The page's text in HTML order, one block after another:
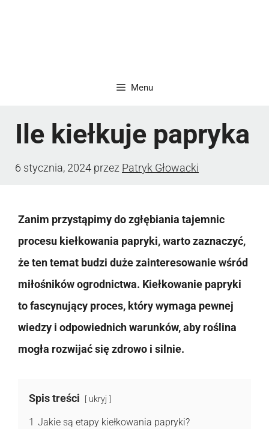
Menu
Ile kiełkuje papryka
6 stycznia, 2024 przez Patryk Głowacki
Zanim przystąpimy do zgłębiania tajemnic
procesu kiełkowania papryki, warto zaznaczyć,
że ten temat budzi duże zainteresowanie wśród
miłośników ogrodnictwa. Kiełkowanie papryki
to fascynujący proces, który wymaga pewnej
wiedzy i odpowiednich warunków, aby roślina
mogła rozwijać się zdrowo i silnie.
Spis treści ukryj
1 Jakie są etapy kiełkowania papryki?